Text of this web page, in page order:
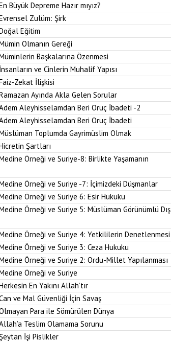
Büyük Depreme Hazır mıyız?
Zulüm: Şirk
Eğitim
Olmanın Gereği
Başkalarına Özenmesi
ve Cinlerin Muhalif Yapısı
Zekat İlişkisi
Ayında Akla Gelen Sorular
Aleyhisselamdan Beri Oruç İbadeti -2
Aleyhisselamdan Beri Oruç İbadeti
Toplumda Gayrimüslim Olmak
Şartları
Örneği ve Suriye-8: Birlikte Yaşamanın
Örneği ve Suriye -7: İçimizdeki Düşmanlar
Örneği ve Suriye 6: Esir Hukuku
Örneği ve Suriye 5: Müslüman Görünümlü Dış
Örneği ve Suriye 4: Yetkililerin Denetlenmesi
Örneği ve Suriye 3: Ceza Hukuku
Örneği ve Suriye 2: Ordu-Millet Yapılanması
Örneği ve Suriye
En Yakını Allah’tır
ve Mal Güvenliği İçin Savaş
Para ile Sömürülen Dünya
Teslim Olamama Sorunu
İşi Pislikler